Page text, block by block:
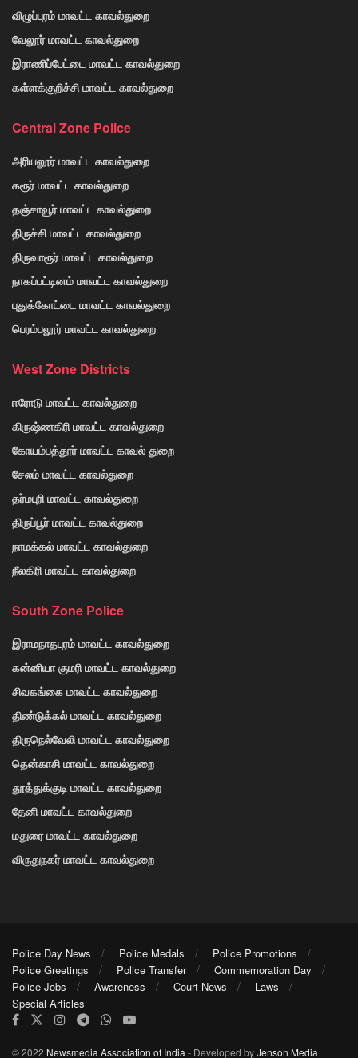
விழுப்புரம் மாவட்ட காவல்துறை
வேலூர் மாவட்ட காவல்துறை
இராணிப்பேட்டை மாவட்ட காவல்துறை
கள்ளக்குறிச்சி மாவட்ட காவல்துறை
Central Zone Police
அரியலூர் மாவட்ட காவல்துறை
கரூர் மாவட்ட காவல்துறை
தஞ்சாவூர் மாவட்ட காவல்துறை
திருச்சி மாவட்ட காவல்துறை
திருவாரூர் மாவட்ட காவல்துறை
நாகப்பட்டினம் மாவட்ட காவல்துறை
புதுக்கோட்டை மாவட்ட காவல்துறை
பெரம்பலூர் மாவட்ட காவல்துறை
West Zone Districts
ஈரோடு மாவட்ட காவல்துறை
கிருஷ்ணகிரி மாவட்ட காவல்துறை
கோயம்பத்தூர் மாவட்ட காவல் துறை
சேலம் மாவட்ட காவல்துறை
தர்மபுரி மாவட்ட காவல்துறை
திருப்பூர் மாவட்ட காவல்துறை
நாமக்கல் மாவட்ட காவல்துறை
நீலகிரி மாவட்ட காவல்துறை
South Zone Police
இராமநாதபுரம் மாவட்ட காவல்துறை
கன்னியா குமரி மாவட்ட காவல்துறை
சிவகங்கை மாவட்ட காவல்துறை
திண்டுக்கல் மாவட்ட காவல்துறை
திருநெல்வேலி மாவட்ட காவல்துறை
தென்காசி மாவட்ட காவல்துறை
தூத்துக்குடி மாவட்ட காவல்துறை
தேனி மாவட்ட காவல்துறை
மதுரை மாவட்ட காவல்துறை
விருதுநகர் மாவட்ட காவல்துறை
Police Day News Police Medals
Police Promotions
Police Greetings
Police Transfer
Commemoration Day
Police Jobs
Awareness Court News
Laws
Special Articles
© 2022 Newsmedia Association of India - Developed byJenson Media